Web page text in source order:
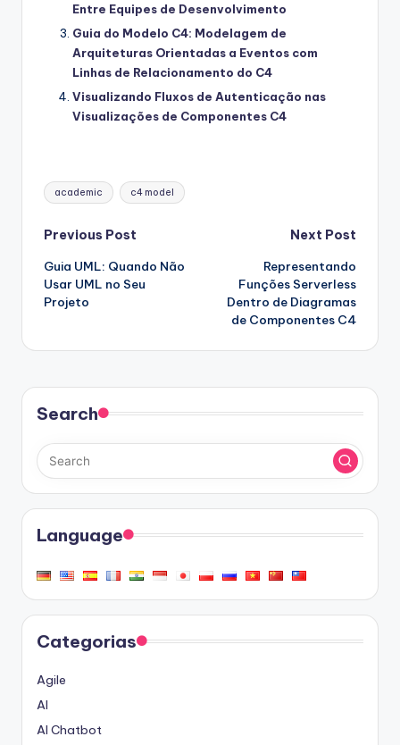
Entre Equipes de Desenvolvimento
Guia do Modelo C4: Modelagem de
Arquiteturas Orientadas a Eventos com
Linhas de Relacionamento do C4
Visualizando Fluxos de Autenticação nas
Visualizações de Componentes C4
Tags:
academic c4 model
Post
navigation
Previous Post
Guia UML: Quando Não
Usar UML no Seu
Projeto
Next Post
Representando
Funções Serverless
Dentro de Diagramas
de Componentes C4
Search
Language
Categorias
Agile
AI
AI Chatbot